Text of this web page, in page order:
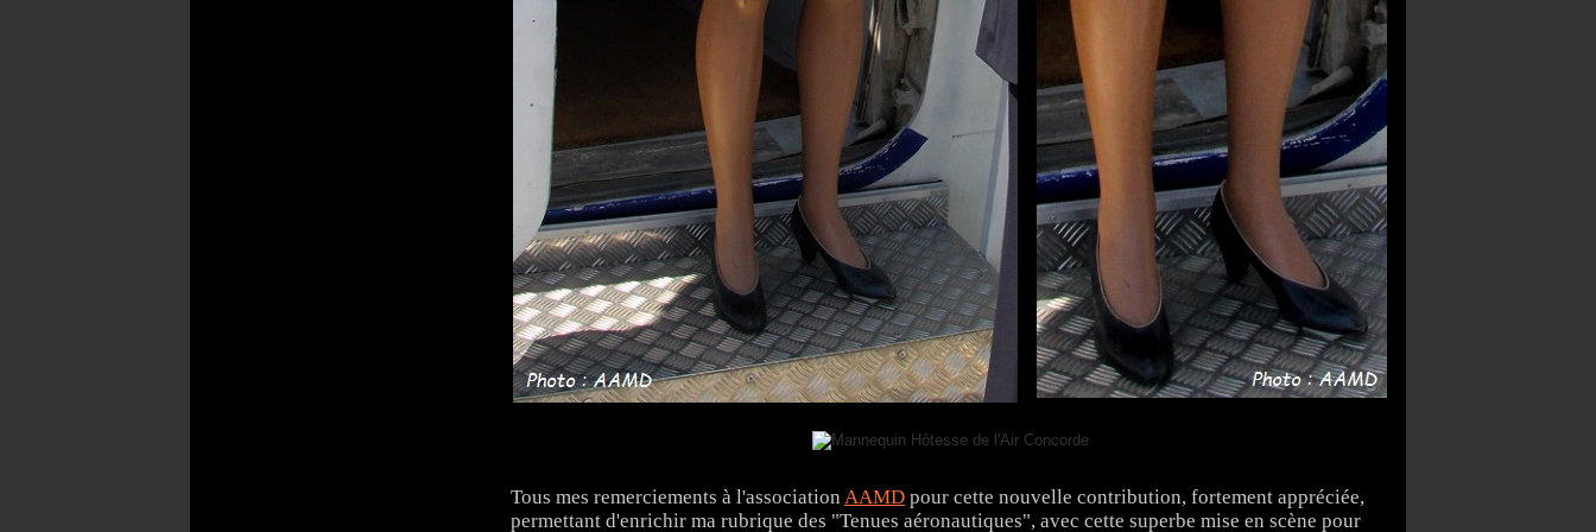
Tous mes remerciements à l'association AAMD pour cette nouvelle contribution, fortement appréciée,
permettant d'enrichir ma rubrique des "Tenues aéronautiques", avec cette superbe mise en scène pour